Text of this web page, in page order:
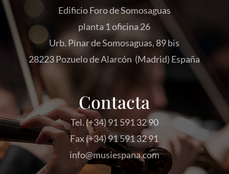
Edificio Foro de Somosaguas
planta 1 oficina 26
Urb. Pinar de Somosaguas, 89 bis
28223 Pozuelo de Alarcón (Madrid) España
Contacta
Tel. (+34) 91 591 32 90
Fax (+34) 91 591 32 91
info@musiespana.com